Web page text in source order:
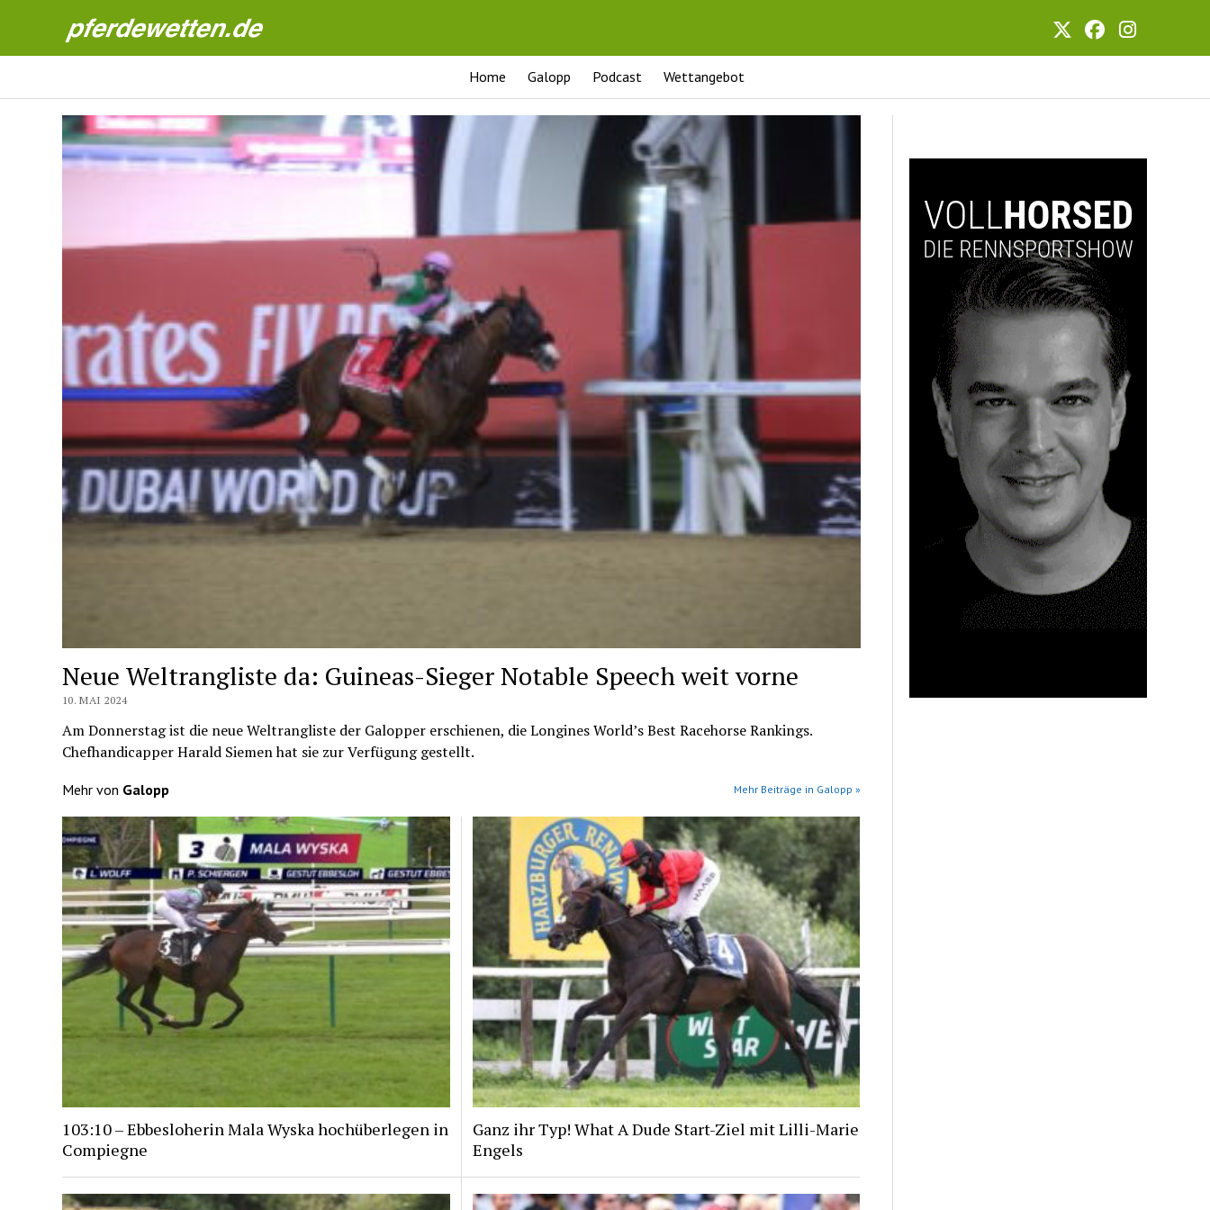
Pferdewetten News
Home Galopp Podcast Wettangebot
Neue Weltrangliste da: Guineas-Sieger Notable Speech weit vorne
10. MAI 2024
Am Donnerstag ist die neue Weltrangliste der Galopper erschienen, die Longines World’s Best Racehorse Rankings.
Chefhandicapper Harald Siemen hat sie zur Verfügung gestellt.
Mehr von Galopp Mehr Beiträge in Galopp »
103:10 – Ebbesloherin Mala Wyska hochüberlegen in
Compiegne
Ganz ihr Typ! What A Dude Start-Ziel mit Lilli-Marie
Engels